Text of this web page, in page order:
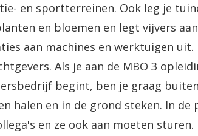
en sportterreinen. Ook leg je
en bloemen en legt vijvers
aan machines en werktuigen uit.
Als je aan de MBO 3
begint, ben je graag
halen en in de grond steken. In
en ze ook aan moeten sturen.